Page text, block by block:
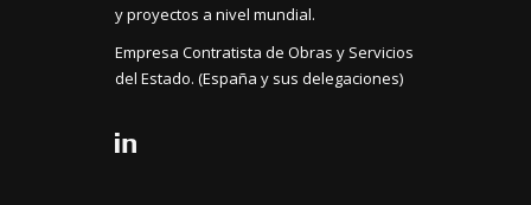
y proyectos a nivel mundial.
Empresa Contratista de Obras y Servicios
del Estado. (España y sus delegaciones)